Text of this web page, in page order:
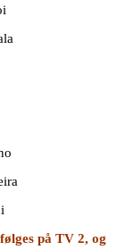
på TV 2, og